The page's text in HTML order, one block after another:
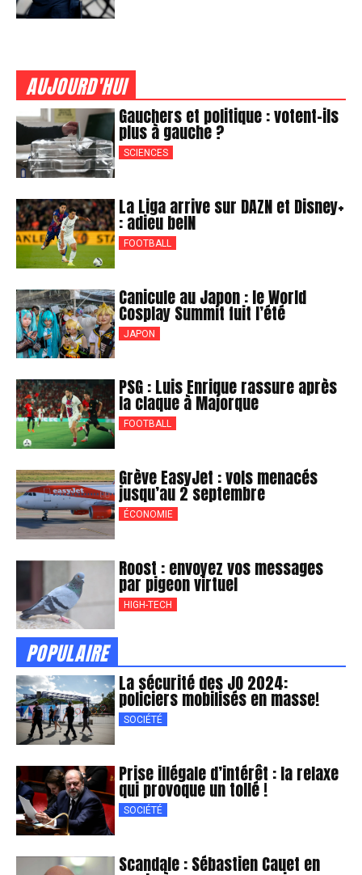
AUJOURD'HUI
Gauchers et politique : votent-ils
plus à gauche ?
SCIENCES
La Liga arrive sur DAZN et Disney+
: adieu beIN
FOOTBALL
Canicule au Japon : le World
Cosplay Summit fuit l’été
JAPON
PSG : Luis Enrique rassure après
la claque à Majorque
FOOTBALL
Grève EasyJet : vols menacés
jusqu’au 2 septembre
ÉCONOMIE
Roost : envoyez vos messages
par pigeon virtuel
HIGH-TECH
POPULAIRE
La sécurité des JO 2024:
policiers mobilisés en masse!
SOCIÉTÉ
Prise illégale d’intérêt : la relaxe
qui provoque un tollé !
SOCIÉTÉ
Scandale : Sébastien Cauet en